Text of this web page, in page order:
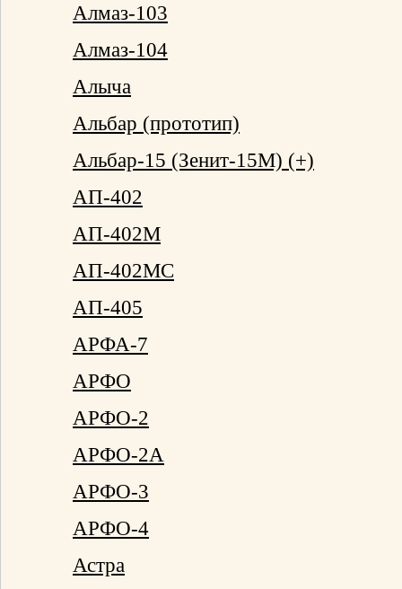
Алмаз-103
Алмаз-104
Алыча
Альбар (прототип)
Альбар-15 (Зенит-15М) (+)
АП-402
АП-402М
АП-402МС
АП-405
АРФА-7
АРФО
АРФО-2
АРФО-2А
АРФО-3
АРФО-4
Астра